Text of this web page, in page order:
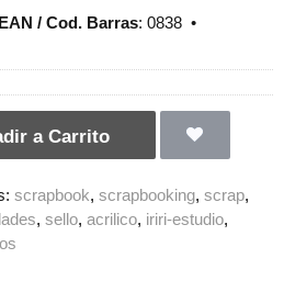
EAN / Cod. Barras: 0838 •
a Carrito
scrapbook scrapbooking scrap
sello acrilico iriri-estudio